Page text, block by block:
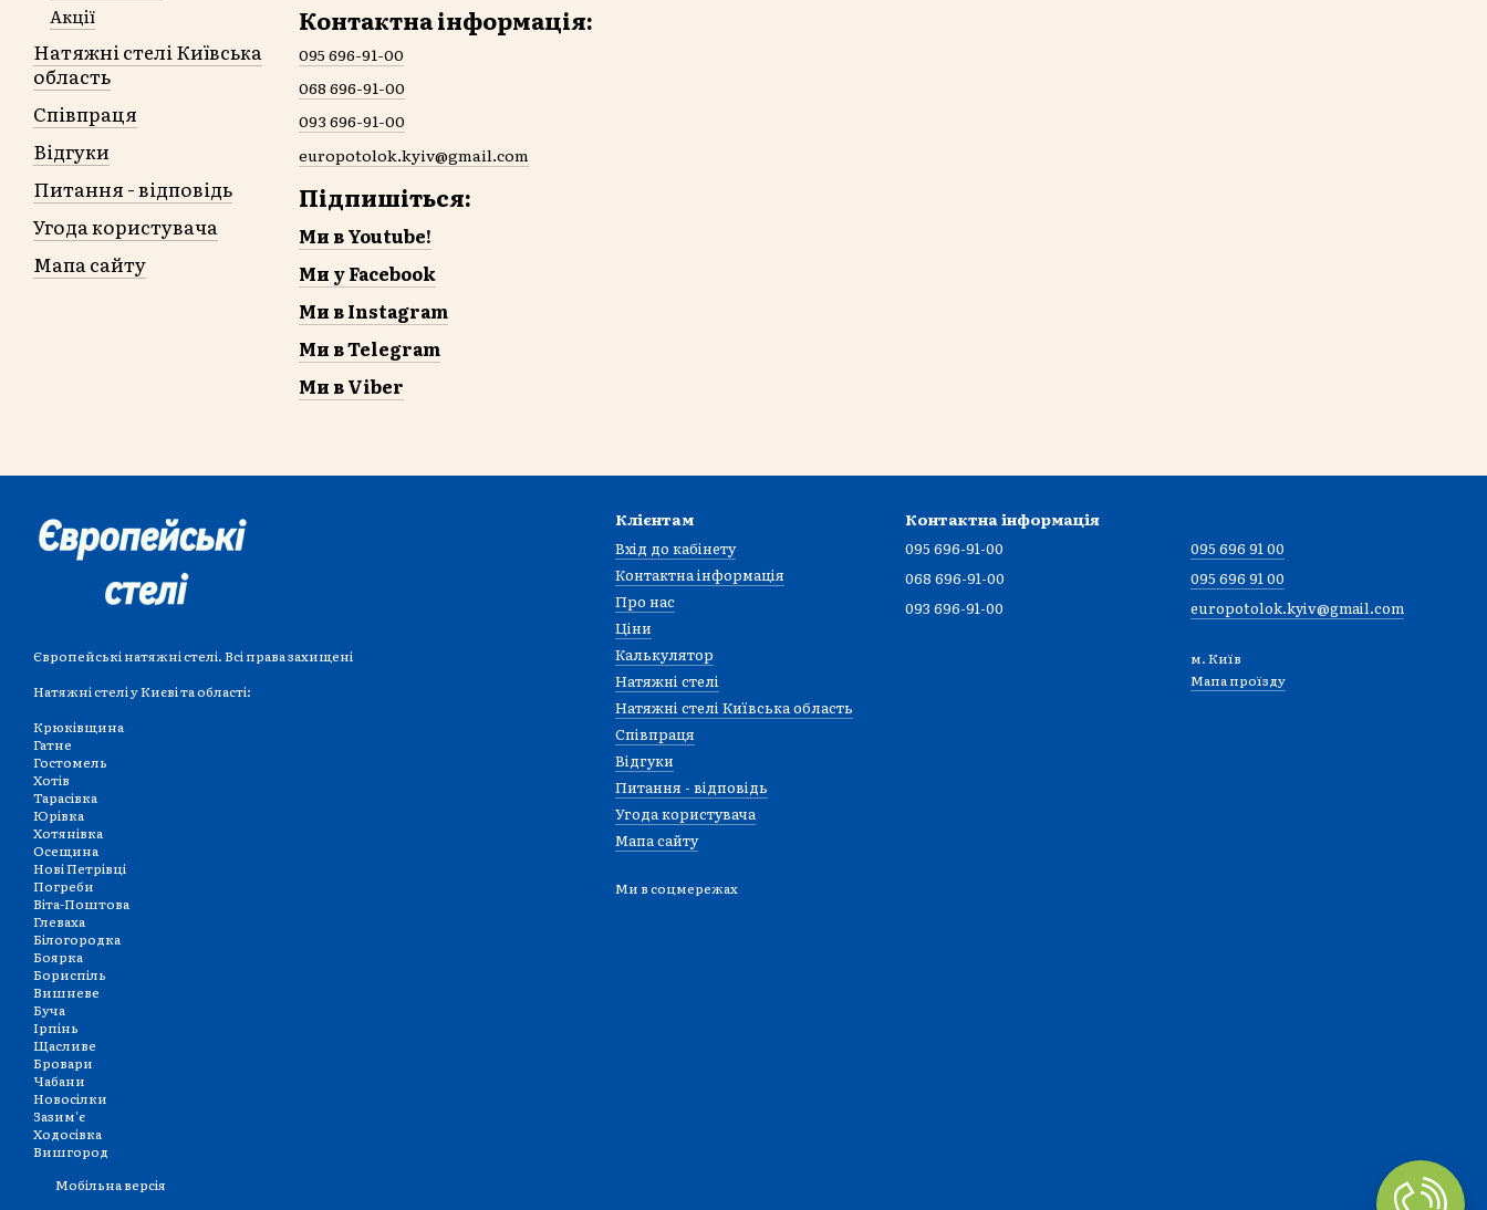
Контактна інформація:
095 696-91-00
068 696-91-00
093 696-91-00
europotolok.kyiv@gmail.com
Підпишіться:
Ми в Youtube!
Ми у Facebook
Ми в Instagram
Ми в Telegram
Ми в Viber
Акції
Натяжні стелі Київська
область
Співпраця
Відгуки
Питання - відповідь
Угода користувача
Мапа сайту
Європейські натяжні стелі. Всі права захищені
Натяжні стелі у Києві та області:
Крюківщина
Гатне
Гостомель
Хотів
Тарасівка
Юрівка
Хотянівка
Осещина
Нові Петрівці
Погреби
Віта-Поштова
Глеваха
Білогородка
Боярка
Бориспіль
Вишневе
Буча
Ірпінь
Щасливе
Бровари
Чабани
Новосілки
Зазим'є
Ходосівка
Вишгород
Мобільна версія
Клієнтам
Вхід до кабінету
Контактна інформація
Про нас
Ціни
Калькулятор
Натяжні стелі
Натяжні стелі Київська область
Співпраця
Відгуки
Питання - відповідь
Угода користувача
Мапа сайту
Ми в соцмережах
Контактна інформація
095 696-91-00
068 696-91-00
093 696-91-00
095 696 91 00
095 696 91 00
europotolok.kyiv@gmail.com
м. Київ
Мапа проїзду